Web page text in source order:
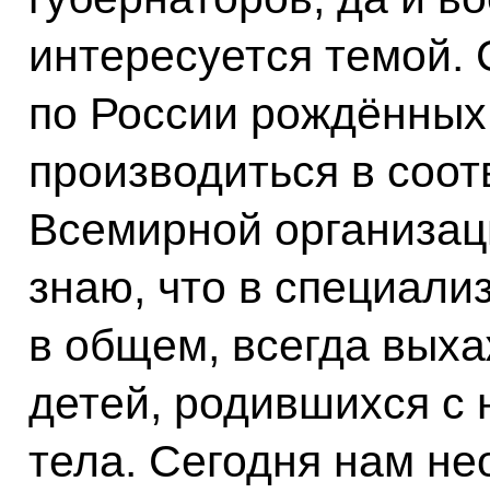
интересуется темой.
по России
производиться в
Всемирной
знаю, что в
в общем, всегда
детей, родившихся с
тела. Сегодня нам